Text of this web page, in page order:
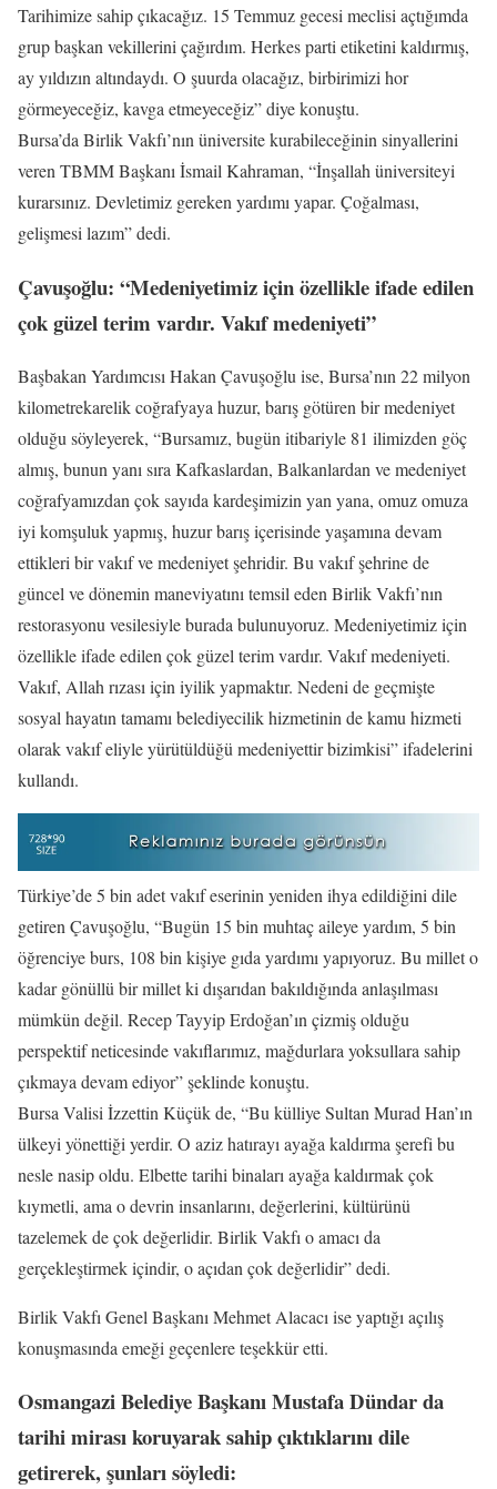
Tarihimize sahip çıkacağız. 15 Temmuz gecesi meclisi açtığımda
grup başkan vekillerini çağırdım. Herkes parti etiketini kaldırmış,
ay yıldızın altındaydı. O şuurda olacağız, birbirimizi hor
görmeyeceğiz, kavga etmeyeceğiz” diye konuştu.
Bursa’da Birlik Vakfı’nın üniversite kurabileceğinin sinyallerini
veren TBMM Başkanı İsmail Kahraman, “İnşallah üniversiteyi
kurarsınız. Devletimiz gereken yardımı yapar. Çoğalması,
gelişmesi lazım” dedi.
Çavuşoğlu: “Medeniyetimiz için özellikle ifade edilen
çok güzel terim vardır. Vakıf medeniyeti”
Başbakan Yardımcısı Hakan Çavuşoğlu ise, Bursa’nın 22 milyon
kilometrekarelik coğrafyaya huzur, barış götüren bir medeniyet
olduğu söyleyerek, “Bursamız, bugün itibariyle 81 ilimizden göç
almış, bunun yanı sıra Kafkaslardan, Balkanlardan ve medeniyet
coğrafyamızdan çok sayıda kardeşimizin yan yana, omuz omuza
iyi komşuluk yapmış, huzur barış içerisinde yaşamına devam
ettikleri bir vakıf ve medeniyet şehridir. Bu vakıf şehrine de
güncel ve dönemin maneviyatını temsil eden Birlik Vakfı’nın
restorasyonu vesilesiyle burada bulunuyoruz. Medeniyetimiz için
özellikle ifade edilen çok güzel terim vardır. Vakıf medeniyeti.
Vakıf, Allah rızası için iyilik yapmaktır. Nedeni de geçmişte
sosyal hayatın tamamı belediyecilik hizmetinin de kamu hizmeti
olarak vakıf eliyle yürütüldüğü medeniyettir bizimkisi” ifadelerini
kullandı.
Türkiye’de 5 bin adet vakıf eserinin yeniden ihya edildiğini dile
getiren Çavuşoğlu, “Bugün 15 bin muhtaç aileye yardım, 5 bin
öğrenciye burs, 108 bin kişiye gıda yardımı yapıyoruz. Bu millet o
kadar gönüllü bir millet ki dışarıdan bakıldığında anlaşılması
mümkün değil. Recep Tayyip Erdoğan’ın çizmiş olduğu
perspektif neticesinde vakıflarımız, mağdurlara yoksullara sahip
çıkmaya devam ediyor” şeklinde konuştu.
Bursa Valisi İzzettin Küçük de, “Bu külliye Sultan Murad Han’ın
ülkeyi yönettiği yerdir. O aziz hatırayı ayağa kaldırma şerefi bu
nesle nasip oldu. Elbette tarihi binaları ayağa kaldırmak çok
kıymetli, ama o devrin insanlarını, değerlerini, kültürünü
tazelemek de çok değerlidir. Birlik Vakfı o amacı da
gerçekleştirmek içindir, o açıdan çok değerlidir” dedi.
Birlik Vakfı Genel Başkanı Mehmet Alacacı ise yaptığı açılış
konuşmasında emeği geçenlere teşekkür etti.
Osmangazi Belediye Başkanı Mustafa Dündar da
tarihi mirası koruyarak sahip çıktıklarını dile
getirerek, şunları söyledi: